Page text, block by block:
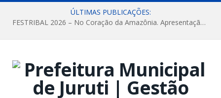
ÚLTIMAS PUBLICAÇÕES:
FESTRIBAL 2026 – No Coração da Amazônia. Apresentação da Munduruku.